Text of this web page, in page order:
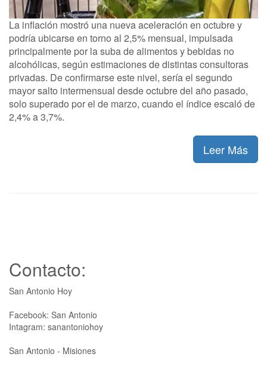
La inflación mostró una nueva aceleración en octubre y
podría ubicarse en torno al 2,5% mensual, impulsada
principalmente por la suba de alimentos y bebidas no
alcohólicas, según estimaciones de distintas consultoras
privadas. De confirmarse este nivel, sería el segundo
mayor salto intermensual desde octubre del año pasado,
solo superado por el de marzo, cuando el índice escaló de
2,4% a 3,7%.
Leer Más
Contacto:
San Antonio Hoy
Facebook: San Antonio
Intagram: sanantoniohoy
San Antonio - Misiones